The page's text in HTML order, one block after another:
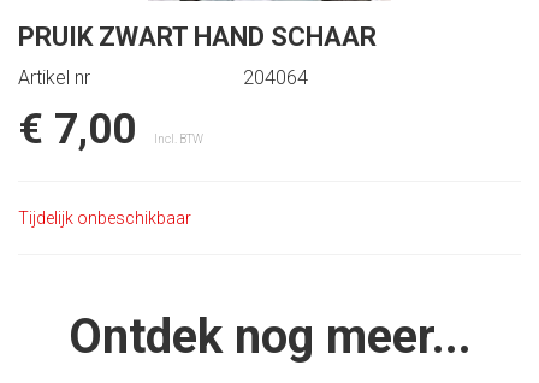
PRUIK ZWART HAND SCHAAR
Artikel nr 204064
€ 7,00 Incl. BTW
Tijdelijk onbeschikbaar
Ontdek nog meer...